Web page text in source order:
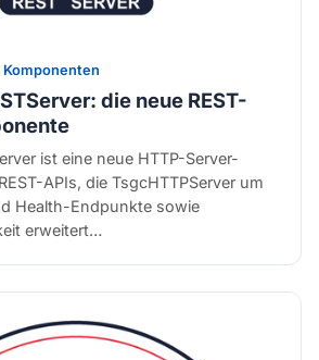
Komponenten
die neue REST-
ist eine neue HTTP-Server-
APIs, die TsgcHTTPServer um
Health-Endpunkte sowie
erweitert…